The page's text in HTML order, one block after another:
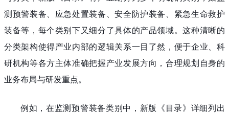
测预警装备、应急处置装备、安全防护装备、紧急生命救护
装备等，每个类别下又细分了具体的产品领域。这种清晰的
分类架构使得产业内部的逻辑关系一目了然，便于企业、科
研机构等各方主体准确把握产业发展方向，合理规划自身的
业务布局与研发重点。
例如，在监测预警装备类别中，新版《目录》详细列出